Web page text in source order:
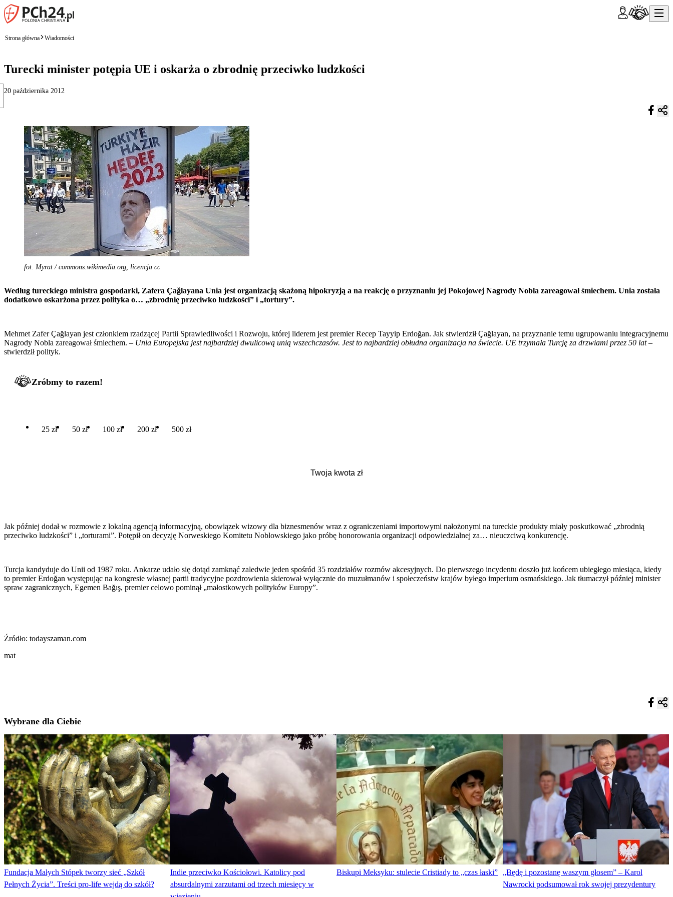
Strona główna Wiadomości
Turecki minister potępia UE i oskarża o zbrodnię przeciwko ludzkości
20 października 2012
fot. Myrat / commons.wikimedia.org, licencja cc
Według tureckiego ministra gospodarki, Zafera Çağlayana Unia jest organizacją skażoną hipokryzją a na reakcję o przyznaniu jej Pokojowej Nagrody Nobla zareagował śmiechem. Unia została
dodatkowo oskarżona przez polityka o… „zbrodnię przeciwko ludzkości” i „tortury”.
Mehmet Zafer Çağlayan jest członkiem rzadzącej Partii Sprawiedliwości i Rozwoju, której liderem jest premier Recep Tayyip Erdoğan. Jak stwierdził Çağlayan, na przyznanie temu ugrupowaniu integracyjnemu
Nagrody Nobla zareagował śmiechem. – Unia Europejska jest najbardziej dwulicową unią wszechczasów. Jest to najbardziej obłudna organizacja na świecie. UE trzymała Turcję za drzwiami przez 50 lat–
stwierdził polityk.
Zróbmy to razem!
25 zł 50 zł 100 zł 200 zł 500 zł
Jak później dodał w rozmowie z lokalną agencją informacyjną, obowiązek wizowy dla biznesmenów wraz z ograniczeniami importowymi nałożonymi na tureckie produkty miały poskutkować „zbrodnią
przeciwko ludzkości” i „torturami”. Potępił on decyzję Norweskiego Komitetu Noblowskiego jako próbę honorowania organizacji odpowiedzialnej za… nieuczciwą konkurencję.
Turcja kandyduje do Unii od 1987 roku. Ankarze udało się dotąd zamknąć zaledwie jeden spośród 35 rozdziałów rozmów akcesyjnych. Do pierwszego incydentu doszło już końcem ubiegłego miesiąca, kiedy
to premier Erdoğan występując na kongresie własnej partii tradycyjne pozdrowienia skierował wyłącznie do muzułmanów i społeczeństw krajów byłego imperium osmańskiego. Jak tłumaczył później minister
spraw zagranicznych, Egemen Bağış, premier celowo pominął „małostkowych polityków Europy”.
Źródło: todayszaman.com
mat
Wybrane dla Ciebie
Fundacja Małych Stópek tworzy sieć „Szkół
Pełnych Życia”. Treści pro-life wejdą do szkół?
Indie przeciwko Kościołowi. Katolicy pod
absurdalnymi zarzutami od trzech miesięcy w
Biskupi Meksyku: stulecie Cristiady to „czas łaski”
„Będę i pozostanę waszym głosem” – Karol
Nawrocki podsumował rok swojej prezydentury